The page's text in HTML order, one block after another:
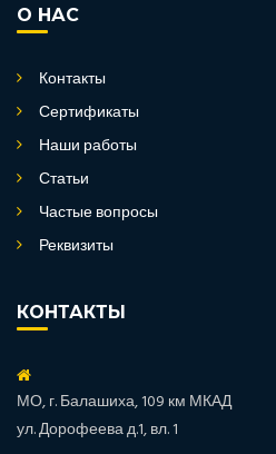
О НАС
Контакты
Сертификаты
Наши работы
Статьи
Частые вопросы
Реквизиты
КОНТАКТЫ
МО, г. Балашиха, 109 км МКАД
ул. Дорофеева д.1, вл. 1